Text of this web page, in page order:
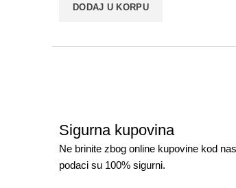
DODAJ U KORPU
Sigurna kupovina
Ne brinite zbog online kupovine kod
podaci su 100% sigurni.